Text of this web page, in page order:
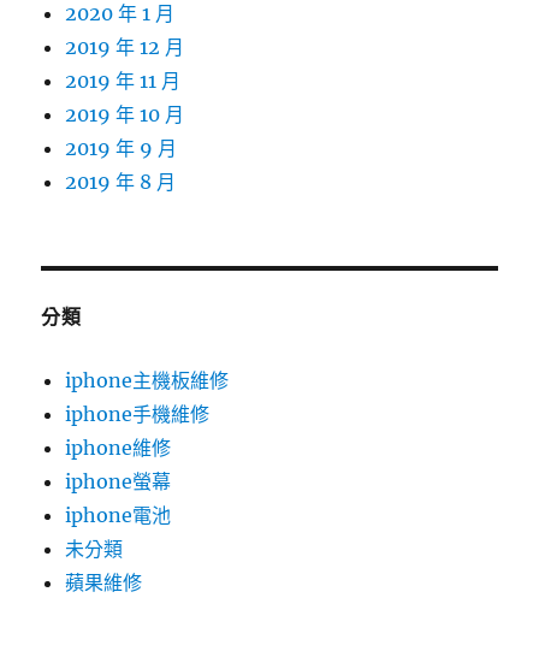
2020 年 1 月
2019 年 12 月
2019 年 11 月
2019 年 10 月
2019 年 9 月
2019 年 8 月
分類
iphone主機板維修
iphone手機維修
iphone維修
iphone螢幕
iphone電池
未分類
蘋果維修